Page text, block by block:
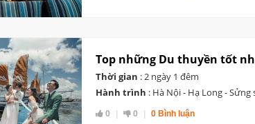
Top những Du thuyền tốt
Thời gian : 2 ngày 1 đêm
Hành trình : Hà Nội - Hạ Long - Sửng
0 0 0 Bình luận